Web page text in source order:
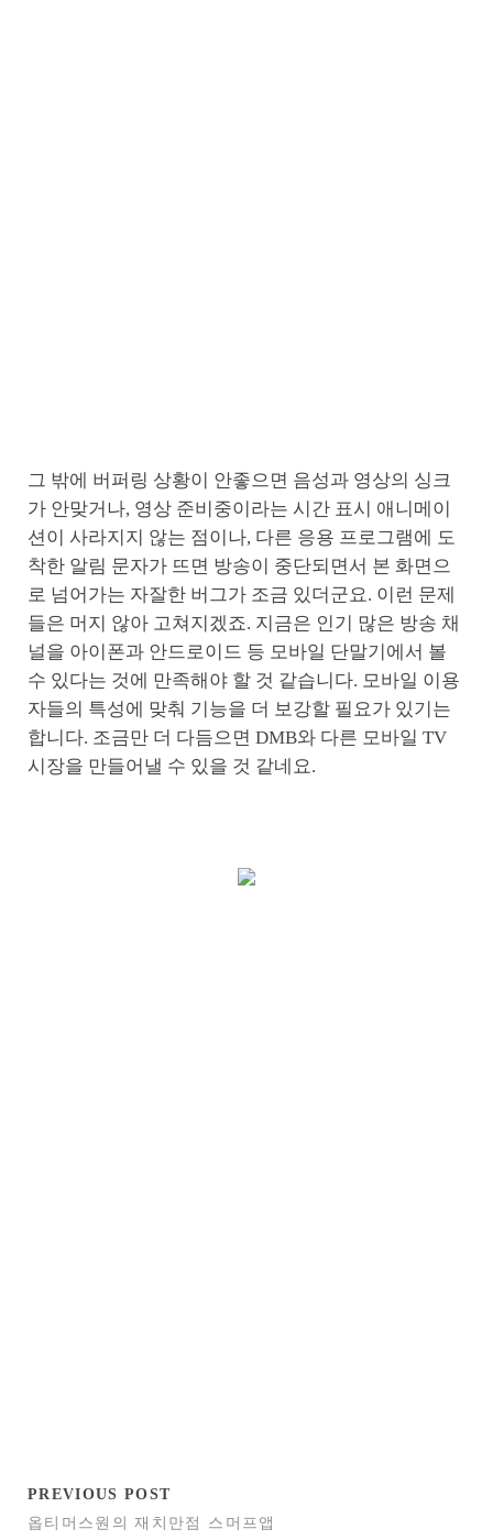
그 밖에 버퍼링 상황이 안좋으면 음성과 영상의 싱크
가 안맞거나, 영상 준비중이라는 시간 표시 애니메이
션이 사라지지 않는 점이나, 다른 응용 프로그램에 도
착한 알림 문자가 뜨면 방송이 중단되면서 본 화면으
로 넘어가는 자잘한 버그가 조금 있더군요. 이런 문제
들은 머지 않아 고쳐지겠죠. 지금은 인기 많은 방송 채
널을 아이폰과 안드로이드 등 모바일 단말기에서 볼
수 있다는 것에 만족해야 할 것 같습니다. 모바일 이용
자들의 특성에 맞춰 기능을 더 보강할 필요가 있기는
합니다. 조금만 더 다듬으면 DMB와 다른 모바일 TV
시장을 만들어낼 수 있을 것 같네요.
PREVIOUS POST
옵티머스원의 재치만점 스머프앱